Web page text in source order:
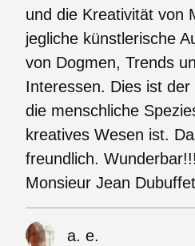
und die Kreativität von
jegliche künstlerische
von Dogmen, Trends
Interessen. Dies ist
die menschliche
kreatives Wesen ist.
freundlich.
Monsieur Jean
a. e.